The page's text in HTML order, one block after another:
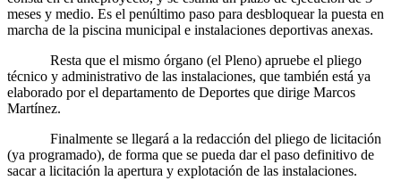
meses y medio. Es el penúltimo paso para desbloquear la puesta en
marcha de la piscina municipal e instalaciones deportivas anexas.
Resta que el mismo órgano (el Pleno) apruebe el pliego
técnico y administrativo de las instalaciones, que también está ya
elaborado por el departamento de Deportes que dirige Marcos
Martínez.
Finalmente se llegará a la redacción del pliego de licitación
(ya programado), de forma que se pueda dar el paso definitivo de
sacar a licitación la apertura y explotación de las instalaciones.